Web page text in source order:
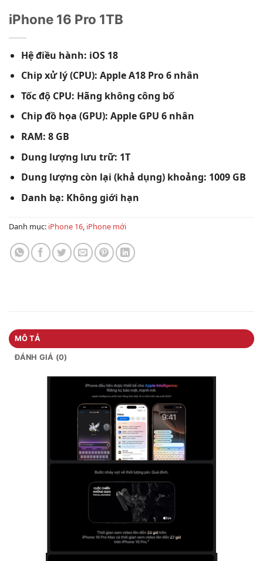
iPhone 16 Pro 1TB
Hệ điều hành: iOS 18
Chip xử lý (CPU): Apple A18 Pro 6 nhân
Tốc độ CPU: Hãng không công bố
Chip đồ họa (GPU): Apple GPU 6 nhân
RAM: 8 GB
Dung lượng lưu trữ: 1T
Dung lượng còn lại (khả dụng) khoảng: 1009 GB
Danh bạ: Không giới hạn
Danh mục: iPhone 16, iPhone mới
MÔ TẢ
ĐÁNH GIÁ (0)